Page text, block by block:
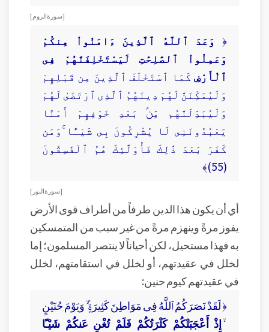
[ سورة الروم ]
﴿ وَعَدَ ٱللَّهُ ٱلَّذِينَ ءَامَنُواْ مِنكُمْ
وَعَمِلُواْ ٱلصَّٰلِحَٰتِ لَيَسْتَخْلِفَنَّهُمْ فِى
ٱلْأَرْضِ كَمَا ٱسْتَخْلَفَ ٱلَّذِينَ مِن قَبْلِهِمْ
وَلَيُمَكِّنَنَّ لَهُمْ دِينَهُمُ ٱلَّذِى ٱرْتَضَىٰ لَهُمْ
وَلَيُبَدِّلَنَّهُم مِّنۢ بَعْدِ خَوْفِهِمْ أَمْنًا
يَعْبُدُونَنِى لَا يُشْرِكُونَ بِى شَيْـًٔا ۚوَمَن
كَفَرَ بَعْدَ ذَٰلِكَ فَأُوْلَٰٓئِكَ هُمُ ٱلْفَٰسِقُونَ
(55)﴾
[ سورة النور ]
أي أن يكون هذا الدين طرفاً من أطراف قوى الأرض
يفوز مرةً وينهزم مرةً من غير سبب من المتمسكين
به فهذا مستحيل، لكن أحياناً لا ينتصر المسلمون؛ إما
لخلل في عقيدتهم، أو لخلل في استقامتهم، لخلل
في عقيدتهم كيوم حنين:
﴿ لَقَدْ نَصَرَكُمُ ٱللَّهُ فِى مَوَاطِنَ كَثِيرَةٍۢ ۙ وَيَوْمَ حُنَيْنٍ
ۙإِذْ أَعْجَبَتْكُمْ كَثْرَتُكُمْ فَلَمْ تُغْنِ عَنكُمْ شَيْـًٔا